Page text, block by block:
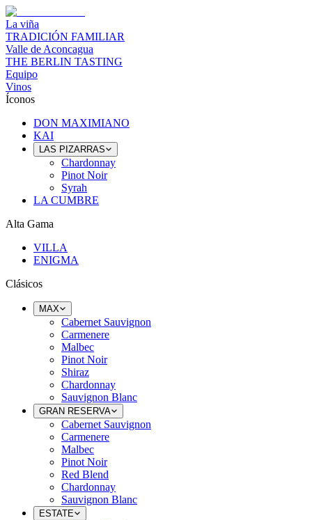
La viña
TRADICIÓN FAMILIAR
Valle de Aconcagua
THE BERLIN TASTING
Equipo
Vinos
Íconos
DON MAXIMIANO
KAI
LAS PIZARRAS
Chardonnay
Pinot Noir
Syrah
LA CUMBRE
Alta Gama
VILLA
ENIGMA
Clásicos
MAX
Cabernet Sauvignon
Carmenere
Malbec
Pinot Noir
Shiraz
Chardonnay
Sauvignon Blanc
GRAN RESERVA
Cabernet Sauvignon
Carmenere
Malbec
Pinot Noir
Red Blend
Chardonnay
Sauvignon Blanc
ESTATE